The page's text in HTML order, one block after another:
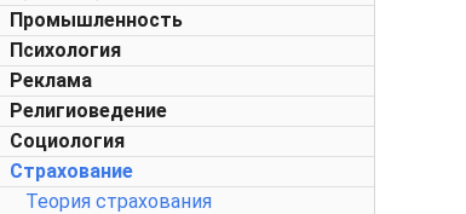
Промышленность
Психология
Реклама
Религиоведение
Социология
Страхование
Теория страхования